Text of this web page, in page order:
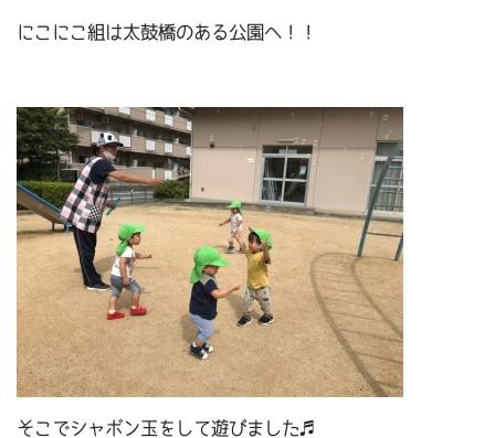
にこにこ組は太鼓橋のある公園へ！！
そこでシャボン玉をして遊びました♬